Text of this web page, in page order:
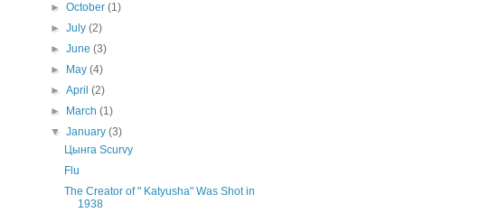
►October(1)
►July(2)
►June(3)
►
May(4)
►April(2)
►
March(1)
▼January(3)
Цынга Scurvy
Flu
The Creator of " Katyusha" Was Shot in
1938